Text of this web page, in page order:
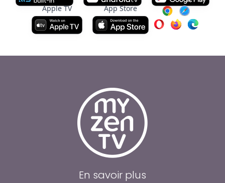
Apple TV App Store
En savoir plus